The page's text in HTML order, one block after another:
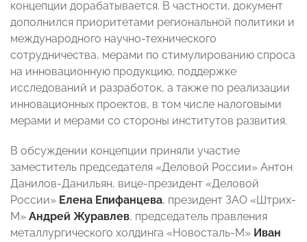
концепции дорабатывается. В частности, документ
дополнился приоритетами региональной политики и
международного научно-технического
сотрудничества, мерами по стимулированию спроса
на инновационную продукцию, поддержке
исследований и разработок, а также по реализации
инновационных проектов, в том числе налоговыми
мерами и мерами со стороны институтов развития.
В обсуждении концепции приняли участие
заместитель председателя «Деловой России» Антон
Данилов-Данильян, вице-президент «Деловой
России» Елена Епифанцева, президент ЗАО «Штрих-
М» Андрей Журавлев, председатель правления
металлургического холдинга «Новосталь-М» Иван